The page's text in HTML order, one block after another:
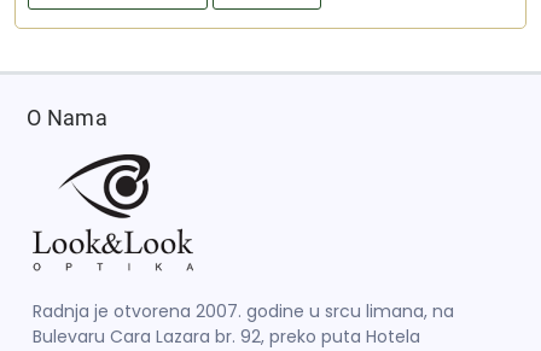
O Nama
Radnja je otvorena 2007. godine u srcu limana, na
Bulevaru Cara Lazara br. 92, preko puta Hotela